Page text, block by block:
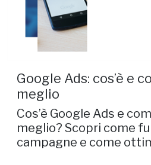
Google Ads: cos’è e
meglio
Cos’è Google Ads e
meglio? Scopri come
campagne e come